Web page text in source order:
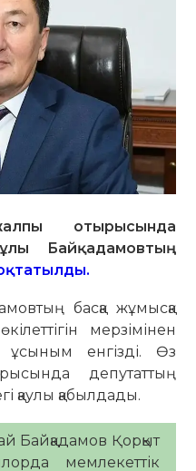
отырысында
Байқадамовтың
басқа жұмысқа
мерзімінен
ұсыным енгізді. Өз
депутаттың
қаулы қабылдады.
Байқадамов Қорқыт
мемлекеттік